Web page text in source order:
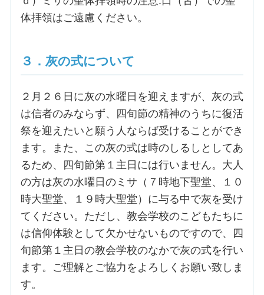
体拝領はご遠慮ください。
３．灰の式について
２月２６日に灰の水曜日を迎えますが、灰の式
は信者のみならず、四旬節の精神のうちに復活
祭を迎えたいと願う人ならば受けることができ
ます。また、この灰の式は時のしるしとしてあ
るため、四旬節第１主日には行いません。大人
の方は灰の水曜日のミサ（７時地下聖堂、１０
時大聖堂、１９時大聖堂）に与る中で灰を受け
てください。ただし、教会学校のこどもたちに
は信仰体験として欠かせないものですので、四
旬節第１主日の教会学校のなかで灰の式を行い
ます。ご理解とご協力をよろしくお願い致しま
す。